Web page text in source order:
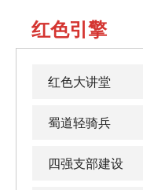
红色引擎
红色大讲堂
蜀道轻骑兵
四强支部建设